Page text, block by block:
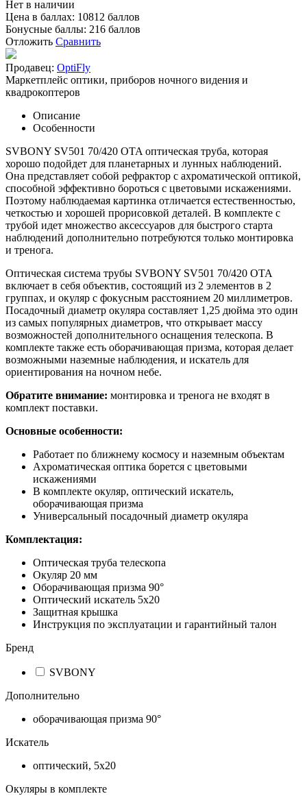
Нет в наличии
Цена в баллах: 10812 баллов
Бонусные баллы: 216 баллов
Отложить Сравнить
Продавец: OptiFly
Маркетплейс оптики, приборов ночного видения и
квадрокоптеров
Описание
Особенности
SVBONY SV501 70/420 OTA оптическая труба, которая
хорошо подойдет для планетарных и лунных наблюдений.
Она представляет собой рефрактор с ахроматической оптикой,
способной эффективно бороться с цветовыми искажениями.
Поэтому наблюдаемая картинка отличается естественностью,
четкостью и хорошей прорисовкой деталей. В комплекте с
трубой идет множество аксессуаров для быстрого старта
наблюдений дополнительно потребуются только монтировка
и тренога.
Оптическая система трубы SVBONY SV501 70/420 OTA
включает в себя объектив, состоящий из 2 элементов в 2
группах, и окуляр с фокусным расстоянием 20 миллиметров.
Посадочный диаметр окуляра составляет 1,25 дюйма это один
из самых популярных диаметров, что открывает массу
возможностей дополнительного оснащения телескопа. В
комплекте также есть оборачивающая призма, которая делает
возможными наземные наблюдения, и искатель для
ориентирования на ночном небе.
Обратите внимание: монтировка и тренога не входят в
комплект поставки.
Основные особенности:
Работает по ближнему космосу и наземным объектам
Ахроматическая оптика борется с цветовыми
искажениями
В комплекте окуляр, оптический искатель,
оборачивающая призма
Универсальный посадочный диаметр окуляра
Комплектация:
Оптическая труба телескопа
Окуляр 20 мм
Оборачивающая призма 90°
Оптический искатель 5x20
Защитная крышка
Инструкция по эксплуатации и гарантийный талон
Бренд
SVBONY
Дополнительно
оборачивающая призма 90°
Искатель
оптический, 5х20
Окуляры в комплекте